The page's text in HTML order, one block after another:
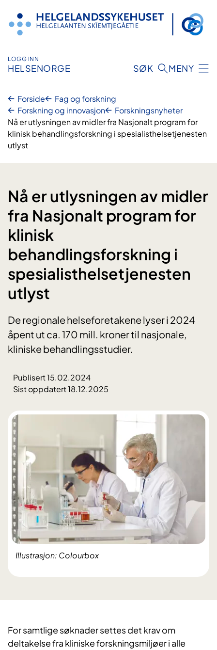
innhold
LOGG INN
HELSENORGE SØK MENY
Forside
Fag og forskning
Forskning og innovasjon
Forskningsnyheter
Nå er utlysningen av midler fra Nasjonalt program for
klinisk behandlingsforskning i spesialisthelsetjenesten
utlyst
Nå er utlysningen av midler
fra Nasjonalt program for
klinisk
behandlingsforskning i
spesialisthelsetjenesten
utlyst
De regionale helseforetakene lyser i 2024
åpent ut ca. 170 mill. kroner til nasjonale,
kliniske behandlingsstudier.
Publisert 15.02.2024
Sist oppdatert 18.12.2025
Illustrasjon: Colourbox
For samtlige søknader settes det krav om
deltakelse fra kliniske forskningsmiljøer i alle